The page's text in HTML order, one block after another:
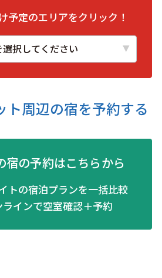
予定のエリアをクリック！
ト周辺の宿を予約する
宿の予約はこちらから
トの宿泊プランを一括比較
ラインで空室確認＋予約